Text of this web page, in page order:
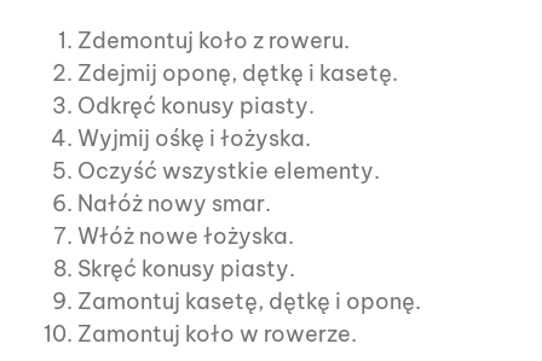
Zdemontuj koło z roweru.
Zdejmij oponę, dętkę i kasetę.
Odkręć konusy piasty.
Wyjmij ośkę i łożyska.
Oczyść wszystkie elementy.
Nałóż nowy smar.
Włóż nowe łożyska.
Skręć konusy piasty.
Zamontuj kasetę, dętkę i oponę.
Zamontuj koło w rowerze.